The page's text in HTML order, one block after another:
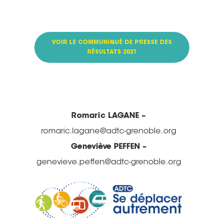
VOIR LE COMMUNIQUÉ DE PRESSE DES
RÉSULTATS 2021
Romaric LAGANE –
romaric.lagane@adtc-grenoble.org
Geneviève PEFFEN –
genevieve.peffen@adtc-grenoble.org
Les Commissions
Les Sections locales
Nous signaler un
Nous signaler un
04 76 63 80 55
E:contact@adtc-